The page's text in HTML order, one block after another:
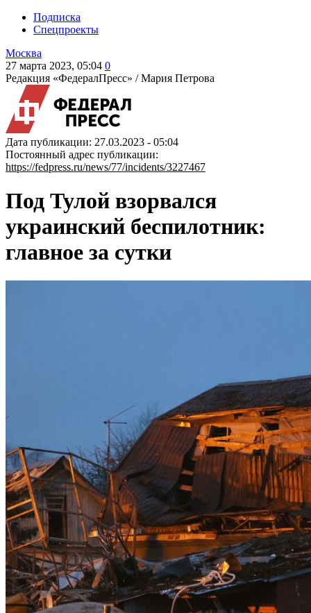
Подписка
Спецпроекты
Москва
27 марта 2023, 05:04 0
Редакция «ФедералПресс» /Мария Петрова
Дата публикации: 27.03.2023 - 05:04
Постоянный адрес публикации:
https://fedpress.ru/news/77/incidents/3227467
Под Тулой взорвался
украинский беспилотник:
главное за сутки